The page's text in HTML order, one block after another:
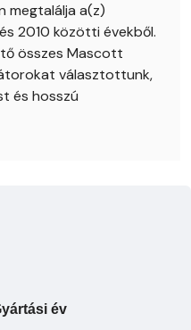
megtalálja a(z)
2010 közötti évekből.
összes Mascott
választottunk,
és hosszú
év